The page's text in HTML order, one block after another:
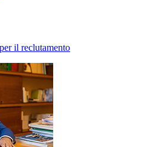
il reclutamento